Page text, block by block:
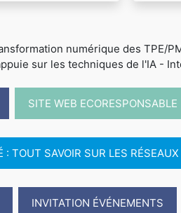
numérique des TPE/
sur les techniques de l'IA -
SITE WEB ECORESPONSABLE
: TOUT SAVOIR SUR LES
INVITATION ÉVÉNEMENTS